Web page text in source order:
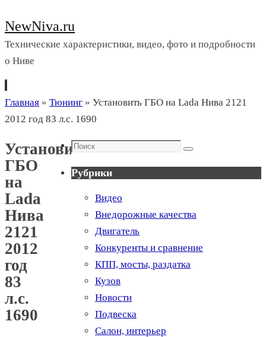
NewNiva.ru
Технические характеристики, видео, фото и подробности
о Ниве
Перейти
к
Главная » Тюнинг » Установить ГБО на Lada Нива 2121
2012 год 83 л.с. 1690
Установить
ГБО
на
Lada
Нива
2121
2012
год
83
л.с.
1690
Поиск
Поиск
Рубрики
Видео
Внедорожные качества
Двигатель
Конкуренты и сравнение
КПП, мосты, раздатка
Кузов
Новости
Подвеска
Салон, интерьер